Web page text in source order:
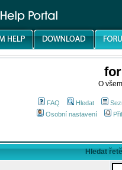
O
FAQ Hledat
Osobní nastavení
Hledat